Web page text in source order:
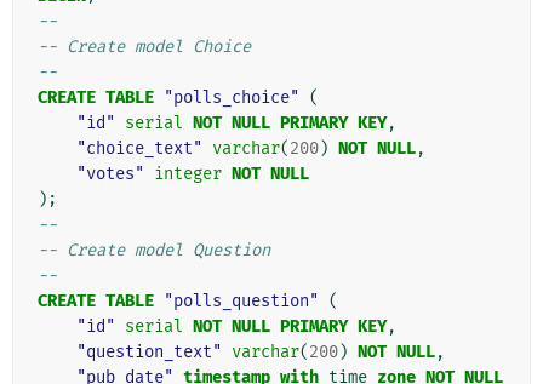
--
-- Create model Choice
--
CREATE TABLE "polls_choice"
(
"id"
serial NOT NULL PRIMARY KEY,
"choice_text"
varchar(200) NOT NULL,
"votes"
integer NOT NULL
);
--
-- Create model Question
--
CREATE TABLE "polls_question"
(
"id"
serial NOT NULL PRIMARY KEY,
"question_text"
varchar(200) NOT NULL,
"pub_date" timestamp with time zone NOT NULL